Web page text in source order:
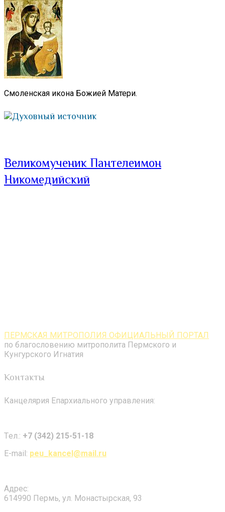
Смоленская икона Божией Матери.
Духовный источник
Великомученик Пантелеимон
Никомедийский
ПЕРМСКАЯ МИТРОПОЛИЯ ОФИЦИАЛЬНЫЙ ПОРТАЛ
по благословению митрополита Пермского и
Кунгурского Игнатия
Контакты
Канцелярия Епархиального управления:
Tел.: +7 (342) 215-51-18
E-mail: peu_kancel@mail.ru
Адрес:
614990 Пермь, ул. Монастырская, 93